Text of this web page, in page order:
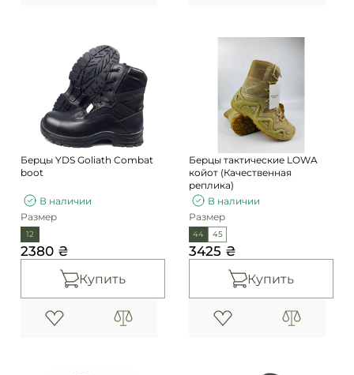
Берцы YDS Goliath Combat
boot
В наличии
Размер
12
2380 ₴
Купить
Берцы тактические LOWA
койот (Качественная
реплика)
В наличии
Размер
44 45
3425 ₴
Купить